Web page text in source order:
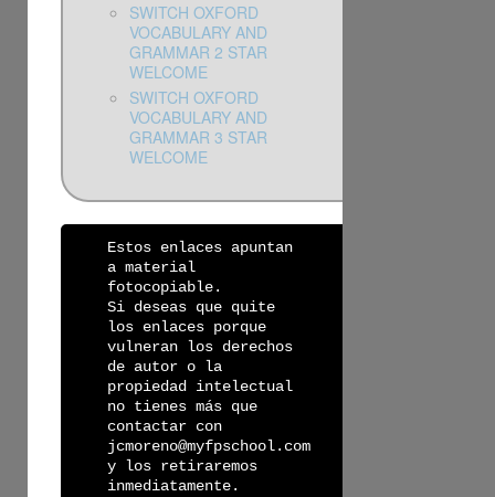
SWITCH OXFORD
VOCABULARY AND
GRAMMAR 2 STAR
WELCOME
SWITCH OXFORD
VOCABULARY AND
GRAMMAR 3 STAR
WELCOME
Estos enlaces apuntan
a material
fotocopiable.
Si deseas que quite
los enlaces porque
vulneran los derechos
de autor o la
propiedad intelectual
no tienes más que
contactar con
jcmoreno@myfpschool.com
y los retiraremos
inmediatamente.